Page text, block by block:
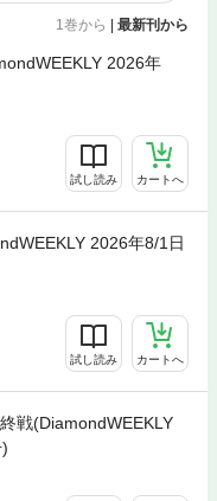
1巻から | 最新刊から
2026年
試し読み カートへ
2026年8/1日
試し読み カートへ
戦(DiamondWEEKLY